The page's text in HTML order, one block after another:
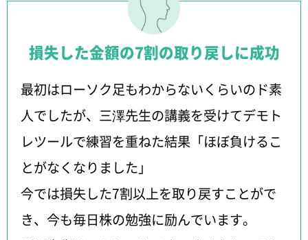
損失した金額の7割の取り戻しに成功
最初はローソク足もわからないくらいのド素
人でしたが、三澤先生の講義を受けてデモト
レツールで練習を重ねた結果「ほぼ負けるこ
とがなくなりました」
今では損失した7割以上を取り戻すことがで
き、今も毎日株の勉強に励んでいます。